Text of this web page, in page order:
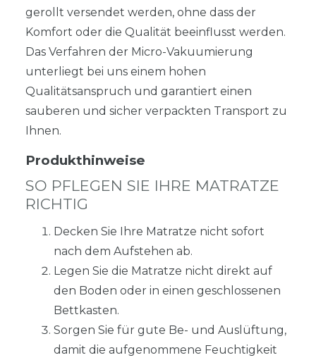
gerollt versendet werden, ohne dass der
Komfort oder die Qualität beeinflusst werden.
Das Verfahren der Micro-Vakuumierung
unterliegt bei uns einem hohen
Qualitätsanspruch und garantiert einen
sauberen und sicher verpackten Transport zu
Ihnen.
Produkthinweise
SO PFLEGEN SIE IHRE MATRATZE
RICHTIG
Decken Sie Ihre Matratze nicht sofort
nach dem Aufstehen ab.
Legen Sie die Matratze nicht direkt auf
den Boden oder in einen geschlossenen
Bettkasten.
Sorgen Sie für gute Be- und Auslüftung,
damit die aufgenommene Feuchtigkeit